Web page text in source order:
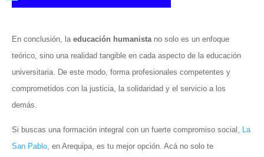
En conclusión, la educación humanista no solo es un enfoque
teórico, sino una realidad tangible en cada aspecto de la educación
universitaria. De este modo, forma profesionales competentes y
comprometidos con la justicia, la solidaridad y el servicio a los
demás.
Si buscas una formación integral con un fuerte compromiso social,
La
San Pablo , en Arequipa, es tu mejor opción. Acá no solo te